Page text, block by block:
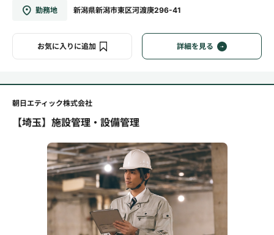
勤務地 新潟県新潟市東区河渡庚296-41
お気に入りに追加 詳細を見る
朝日エティック株式会社
【埼玉】施設管理・設備管理